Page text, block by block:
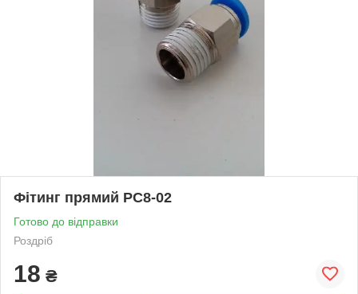
Фітинг прямий PC8-02
Готово до відправки
Роздріб
18 ₴